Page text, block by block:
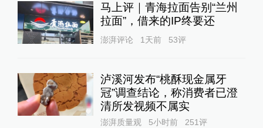
马上评｜青海拉面告别“兰州
拉面”，借来的IP终要还
澎湃评论 1天前 53评
泸溪河发布“桃酥现金属牙
冠”调查结论，称消费者已澄
清所发视频不属实
澎湃质量观 5小时前 251评